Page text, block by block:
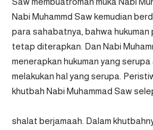
Nabi Muhammd Saw kemudian
para sahabatnya, bahwa
tetap diterapkan. Dan Nabi
menerapkan hukuman yang
melakukan hal yang serupa.
khutbah Nabi Muhammad Saw
shalat berjamaah. Dalam